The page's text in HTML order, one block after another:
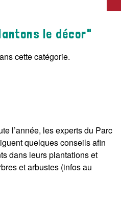
le décor"
cette catégorie.
l’année, les experts du Parc
quelques conseils afin
dans leurs plantations et
et arbustes (infos au